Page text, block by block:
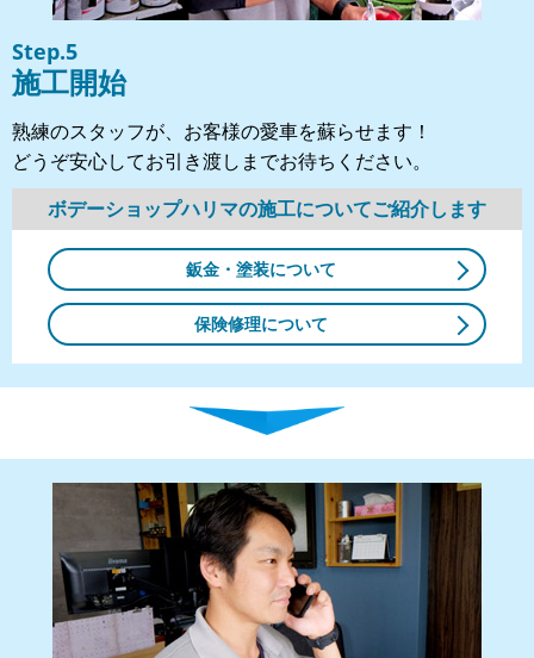
Step.5
施工開始
熟練のスタッフが、お客様の愛車を蘇らせます！
どうぞ安心してお引き渡しまでお待ちください。
ボデーショップハリマの施工についてご紹介します
鈑金・塗装について
保険修理について